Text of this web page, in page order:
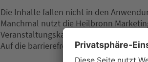
Die Inhalte fallen nicht in den
Manchmal nutzt die Heilbronn
Veranstaltungskalender.
Auf die barrierefreie Gestaltung dieser